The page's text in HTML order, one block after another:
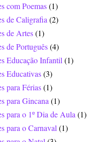
com Poemas(1)
de Caligrafia (2)
de Artes(1)
de Português(4)
Educação Infantil (1)
Educativas(3)
para Férias(1)
para Gincana (1)
para o 1º Dia de Aula (1)
para o Carnaval (1)